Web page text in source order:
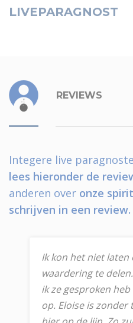
LIVEPARAGNOST
REVIEWS
Integere live
lees hieronder de
anderen over onze
schrijven in een review.
Ik kon het niet
waardering te
ik ze gesproken
op. Eloise is zonder